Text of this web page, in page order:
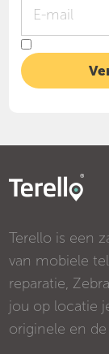
Terello is een
van mobiele
reparatie,
jou op locatie
originele en